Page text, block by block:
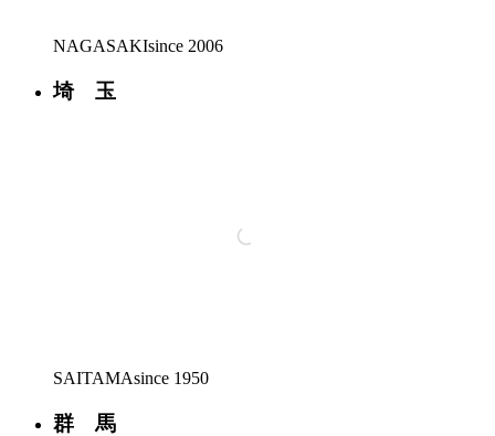
NAGASAKIsince 2006
埼 玉
SAITAMAsince 1950
群 馬